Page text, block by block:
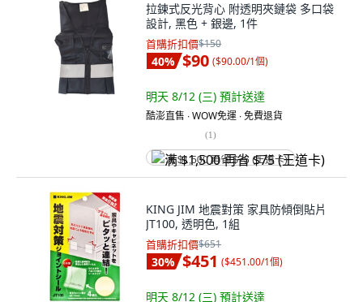
拉鍊式反光背心 附透明夾鏈袋 多口袋
設計, 黑色 + 銀邊, 1件
首購折扣價$150
40% $90 ($90.00/1個)
明天 8/12 (三) 預計送達
酷澎直售 ∙ WOW免運 ∙ 免費退貨
(1)
满 $1,500 再省 $75 (王道卡)
KING JIM 地震對策 家具防傾倒貼片
JT100, 透明色, 1組
首購折扣價$651
30% $451 ($451.00/1個)
明天 8/12 (三) 預計送達